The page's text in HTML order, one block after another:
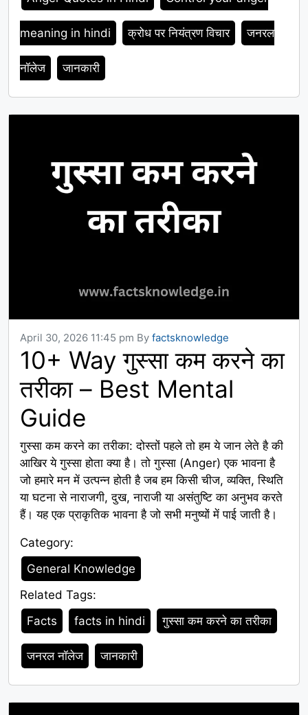
meaning in hindi क्रोध पर नियंत्रण विचार जनरल
नॉलेज जानकारी
April 30, 2026 11:45 pm By factsknowledge
10+ Way गुस्सा कम करने का
तरीका – Best Mental
Guide
गुस्सा कम करने का तरीका: दोस्तों पहले तो हम ये जान लेते है की
आखिर ये गुस्सा होता क्या है। तो गुस्सा (Anger) एक भावना है
जो हमारे मन में उत्पन्न होती है जब हम किसी चीज, व्यक्ति, स्थिति
या घटना से नाराजगी, दुख, नाराजी या असंतुष्टि का अनुभव करते
हैं। यह एक प्राकृतिक भावना है जो सभी मनुष्यों में पाई जाती है।
Category:
Category
General Knowledge
Related Tags:
Tags
Facts facts in hindi गुस्सा कम करने का तरीका
जनरल नॉलेज जानकारी